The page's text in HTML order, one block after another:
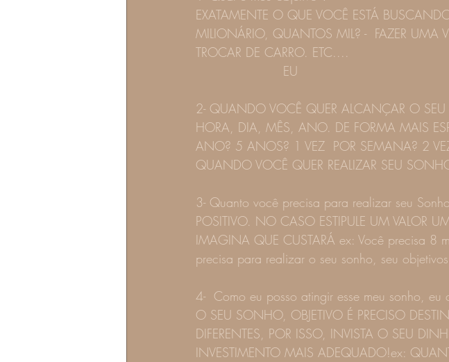
EXATAMENTE O QUE VOCÊ ESTÁ
MILIONÁRIO, QUANTOS MIL? -  FAZER UMA
TROCAR DE CARRO. ETC....
2- QUANDO VOCÊ QUER ALCANÇAR O SEU
HORA, DIA, MÊS, ANO. DE FORMA MAIS
ANO? 5 ANOS? 1 VEZ  POR SEMANA? 2
QUANDO VOCÊ QUER REALIZAR SEU
3- Quanto você precisa para realizar seu
POSITIVO. NO CASO ESTIPULE UM VALOR
IMAGINA QUE CUSTARÁ ex: Você precisa 8
precisa para realizar o seu sonho, seu
4-  Como eu posso atingir esse meu sonho, eu
O SEU SONHO, OBJETIVO É PRECISO
DIFERENTES, POR ISSO, INVISTA O SEU
INVESTIMENTO MAIS ADEQUADO!ex: